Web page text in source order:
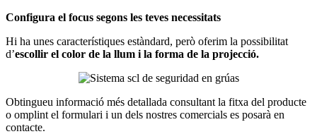
Configura el focus segons les teves necessitats
Hi ha unes característiques estàndard, però oferim la possibilitat
d’escollir el color de la llum i la forma de la projecció.
Obtingueu informació més detallada consultant la fitxa del producte
o omplint el formulari i un dels nostres comercials es posarà en
contacte.